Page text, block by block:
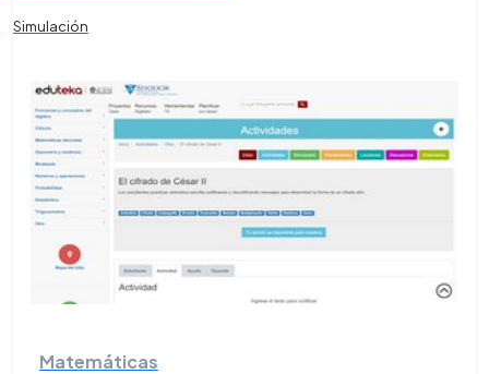
Simulación
Matemáticas